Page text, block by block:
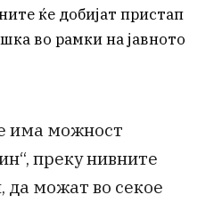
ќе добијат пристап
во рамки на јавното
има можност
преку нивните
можат во секое